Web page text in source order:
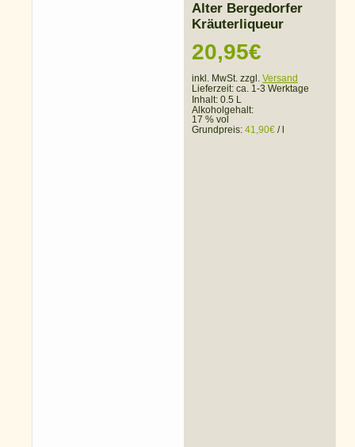
Alter Bergedorfer
Kräuterliqueur
20,95€
inkl. MwSt. zzgl. Versand
Lieferzeit: ca. 1-3 Werktage
Inhalt: 0.5 L
Alkoholgehalt:
17 % vol
Grundpreis: 41,90€ /